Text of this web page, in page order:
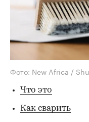
Фото: New Africa /
Что это
Как сварить